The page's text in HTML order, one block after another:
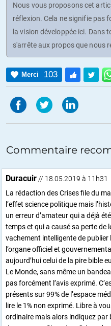
Nous vous proposons cet
réflexion. Cela ne signifie pas
la vision développée ici. Dans
s'arrête aux propos que nous
Merci 103
Commentaire
Duracuir // 18.05.2019 à 11h31
La rédaction des Crises file du
l’effet science politique mais
un erreur d’amateur qui a déjà
temps et qui a causé sa perte de
vachement intelligente de publier
l’organe officiel et
aujourd’hui celui de la pire bible
Le Monde, sans même un
pas forcément l’avis exprimé.
présents sur 99% de l’espace
lire le 1% non exprimé. Libre à
ordinaire mais alors indiquez par